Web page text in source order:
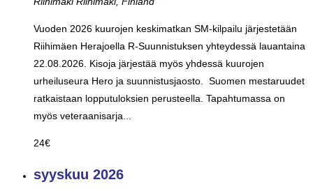
Vuoden 2026 kuurojen keskimatkan SM-kilpailu järjestetään
Riihimäen Herajoella R-Suunnistuksen yhteydessä lauantaina
22.08.2026. Kisoja järjestää myös yhdessä kuurojen
urheiluseura Hero ja suunnistusjaosto. Suomen mestaruudet
ratkaistaan lopputuloksien perusteella. Tapahtumassa on
myös veteraanisarja...
24€
syyskuu 2026